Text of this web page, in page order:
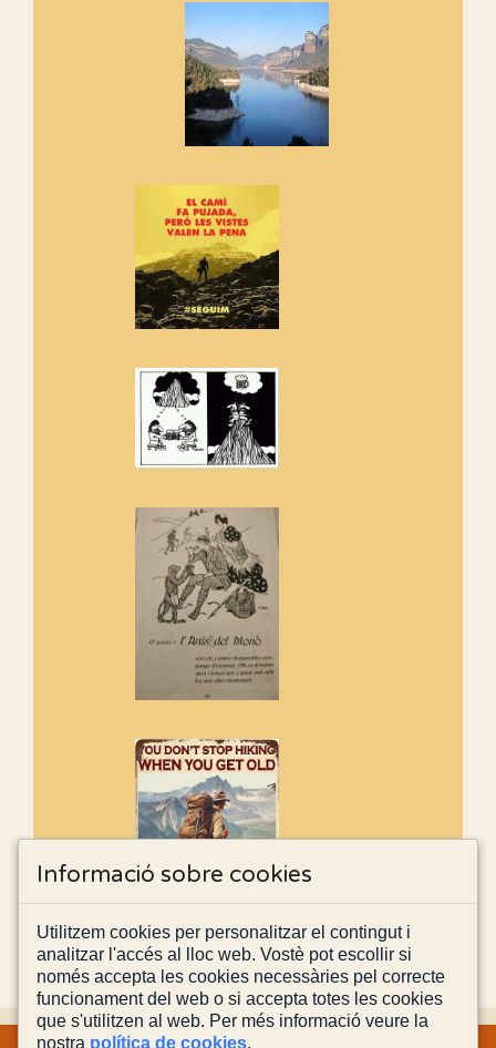
Si no podem caminar, alguna
cosa hem de fer...
Els Centpeus signen el
Manifest a favor dels Camins
adhereix-te al manifest!
Rebem un diploma dels
Amics de Sant Aniol d'Aguja
Els Centpeus estem implicats
amb la recuperació del refugi i
Informació sobre cookies
Utilitzem cookies per personalitzar el contingut i
analitzar l'accés al lloc web. Vostè pot escollir si
només accepta les cookies necessàries pel correcte
funcionament del web o si accepta totes les cookies
que s'utilitzen al web. Per més informació veure la
nostra política de cookies.